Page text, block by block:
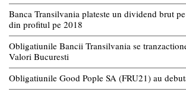
Banca Transilvania plateste un dividend brut
din profitul pe 2018
Obligatiunile Bancii Transilvania se
Valori Bucuresti
Obligatiunile Good Pople SA (FRU21) au